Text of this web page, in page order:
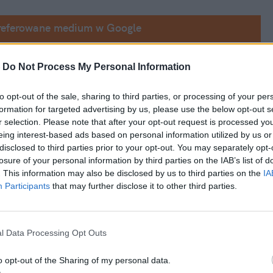
Do Not Process My Personal Information
opt-out of the sale, sharing to third parties, or processing of your
for targeted advertising by us, please use the below opt-out
selection. Please note that after your opt-out request is processed
interest-based ads based on personal information utilized by us
to third parties prior to your opt-out. You may separately
of your personal information by third parties on the IAB’s list of
This information may also be disclosed by us to third parties on the
Participants that may further disclose it to other third parties.
Data Processing Opt Outs
opt-out of the Sharing of my personal data.
medium w Google
video: 15 673 odsłon, należność 2,25
mam sobie w 1/3 sfinansować sam,
budżetu (koszt produkcji 3000 zł). No
którą właśnie otrzymał.